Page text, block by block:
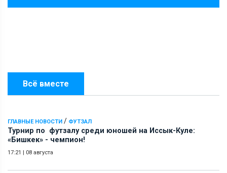
Всё вместе
ГЛАВНЫЕ НОВОСТИ / ФУТЗАЛ
Турнир по футзалу среди юношей на Иссык-Куле:
«Бишкек» - чемпион!
17:21 | 08 августа